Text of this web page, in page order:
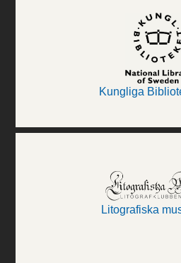
Kungliga
Litografiska